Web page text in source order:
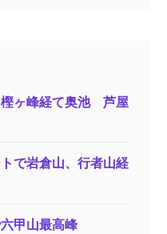
ヶ峰経て奥池 芦屋
で岩倉山、行者山経
甲山最高峰